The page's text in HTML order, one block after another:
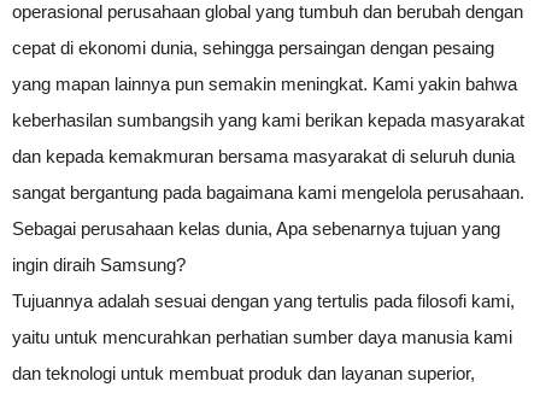
operasional perusahaan global yang tumbuh dan berubah dengan
cepat di ekonomi dunia, sehingga persaingan dengan pesaing
yang mapan lainnya pun semakin meningkat. Kami yakin bahwa
keberhasilan sumbangsih yang kami berikan kepada masyarakat
dan kepada kemakmuran bersama masyarakat di seluruh dunia
sangat bergantung pada bagaimana kami mengelola perusahaan.
Sebagai perusahaan kelas dunia, Apa sebenarnya tujuan yang
ingin diraih Samsung?
Tujuannya adalah sesuai dengan yang tertulis pada filosofi kami,
yaitu untuk mencurahkan perhatian sumber daya manusia kami
dan teknologi untuk membuat produk dan layanan superior,